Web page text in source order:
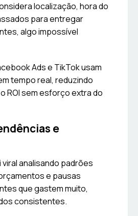
localização, hora do
para entregar
algo impossível
Ads e TikTok usam
tempo real, reduzindo
ROI sem esforço extra do
e
viral analisando padrões
e pausas
que gastem muito,
consistentes.